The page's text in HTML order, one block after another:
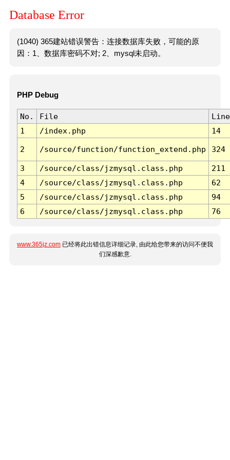
Database Error
(1040) 365建站错误警告：连接数据库失败，可能的原
因：1、数据库密码不对; 2、mysql未启动。
PHP Debug
No. File
Line
1
/index.php 14
2 /source/function/function_extend.php 324
3 /source/class/jzmysql.class.php
211
4
/source/class/jzmysql.class.php
62
5
/source/class/jzmysql.class.php
94
6
/source/class/jzmysql.class.php 76
www.365jz.com 已经将此出错信息详细记录, 由此给您带来的访问不便我
们深感歉意.